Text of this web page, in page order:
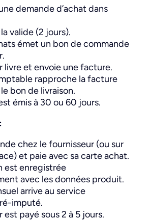
demande d’achat dans
valide (2 jours).
émet un bon de commande
livre et envoie une facture.
rapproche la facture
bon de livraison.
émis à 30 ou 60 jours.
chez le fournisseur (ou sur
et paie avec sa carte achat.
est enregistrée
avec les données produit.
arrive au service
imputé.
est payé sous 2 à 5 jours.